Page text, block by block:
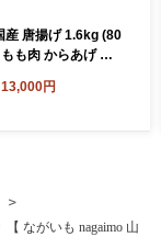
産 唐揚げ 1.6kg (80
も肉 からあげ か
弁当 おかず 惣菜
13,000円
ながいも nagaimo 山